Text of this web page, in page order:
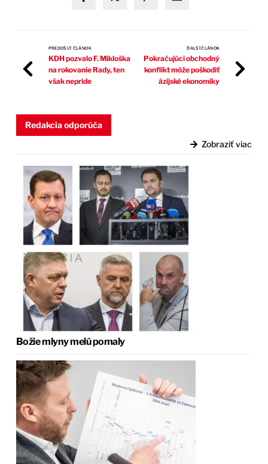
PREDOŠLÝ ČLÁNOK
KDH pozvalo F. Mikloška
na rokovanie Rady, ten
však nepríde
ĎALŠÍ ČLÁNOK
Pokračujúci obchodný
konflikt môže poškodiť
ázijské ekonomiky
Redakcia odporúča
Zobraziť viac
Božie mlyny melú pomaly